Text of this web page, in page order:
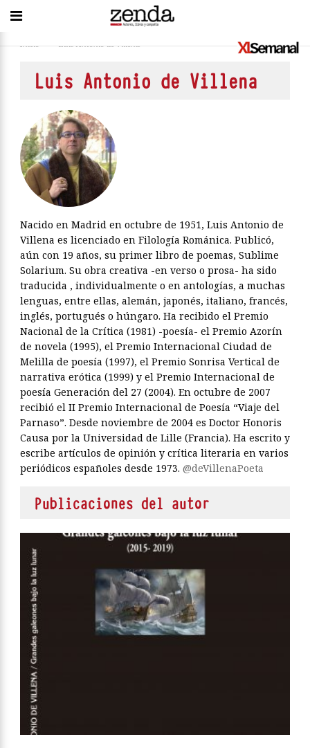
Inicio > Luis Antonio de Villena
Luis Antonio de Villena
Nacido en Madrid en octubre de 1951, Luis Antonio de
Villena es licenciado en Filología Románica. Publicó,
aún con 19 años, su primer libro de poemas, Sublime
Solarium. Su obra creativa -en verso o prosa- ha sido
traducida , individualmente o en antologías, a muchas
lenguas, entre ellas, alemán, japonés, italiano, francés,
inglés, portugués o húngaro. Ha recibido el Premio
Nacional de la Crítica (1981) -poesía- el Premio Azorín
de novela (1995), el Premio Internacional Ciudad de
Melilla de poesía (1997), el Premio Sonrisa Vertical de
narrativa erótica (1999) y el Premio Internacional de
poesía Generación del 27 (2004). En octubre de 2007
recibió el II Premio Internacional de Poesía “Viaje del
Parnaso”. Desde noviembre de 2004 es Doctor Honoris
Causa por la Universidad de Lille (Francia). Ha escrito y
escribe artículos de opinión y crítica literaria en varios
periódicos españoles desde 1973. @deVillenaPoeta
Publicaciones del autor